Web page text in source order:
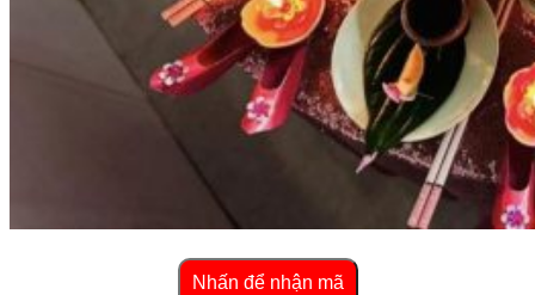
Nhấn để nhận mã